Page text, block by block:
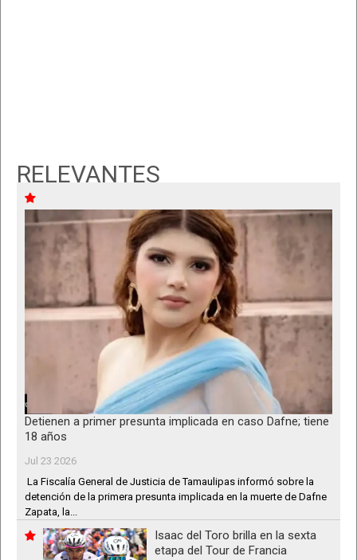
RELEVANTES
Detienen a primer presunta implicada en caso Dafne; tiene
18 años
Jul 23 2026
La Fiscalía General de Justicia de Tamaulipas informó sobre la
detención de la primera presunta implicada en la muerte de Dafne
Zapata, la...
Isaac del Toro brilla en la sexta
etapa del Tour de Francia